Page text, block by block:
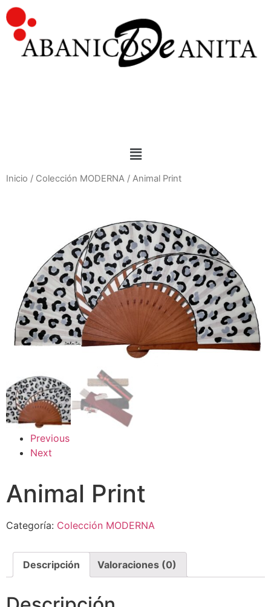
Inicio / Colección MODERNA / Animal Print
Previous
Next
Animal Print
Categoría: Colección MODERNA
Descripción Valoraciones (0)